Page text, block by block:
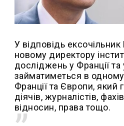
У відповідь
новому директору
досліджень у Франції
займатиметься в
Франції та Європи, який
діячів, журналістів,
відносин, права тощо.